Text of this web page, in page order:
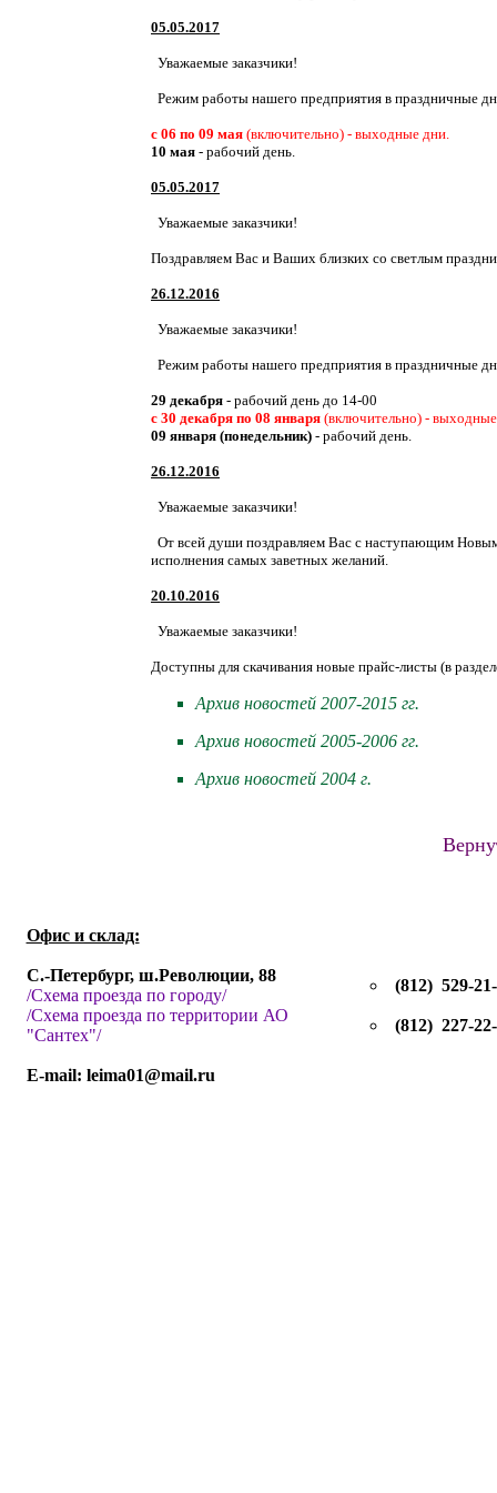
05.05.2017
Уважаемые заказчики!
Режим работы нашего предприятия в праздничные
с 06 по 09 мая (включительно) - выходные дни.
10 мая - рабочий день.
05.05.2017
Уважаемые заказчики!
Поздравляем Вас и Ваших близких со светлым
26.12.2016
Уважаемые заказчики!
Режим работы нашего предприятия в праздничные
29 декабря - рабочий день до 14-00
с 30 декабря по 08 января (включительно) -
09 января (понедельник) - рабочий день.
26.12.2016
Уважаемые заказчики!
От всей души поздравляем Вас с наступающим
исполнения самых заветных желаний.
20.10.2016
Уважаемые заказчики!
Доступны для скачивания новые прайс-листы (в
Архив новостей 2007-2015 гг.
Архив новостей 2005-2006 гг.
Архив новостей 2004 г.
Офис и склад:
С.-Петербург, ш.Революции, 88
/Схема проезда по городу/
/Схема проезда по территории АО
"Сантех"/
E-mail: leima01@mail.ru
(812) 529-
(812) 227-